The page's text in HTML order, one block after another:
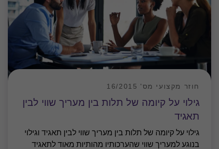
גילוי על קיומה של תלות בין מעריך שווי לבין
תאגיד
חוזר מקצועי מס' 16/2015
גילוי על קיומה של תלות בין מעריך שווי לבין תאגיד וגילוי
בנוגע למעריך שווי שהערכותיו מהותיות מאוד לתאגיד